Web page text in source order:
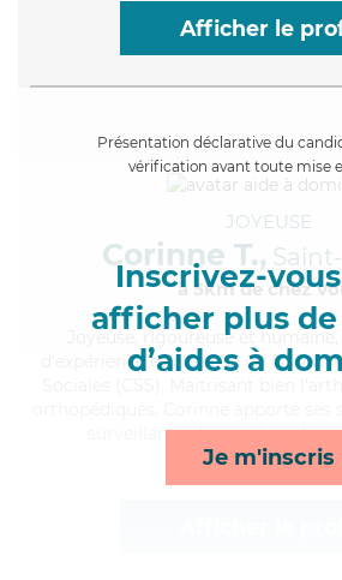
Afficher le
Présentation déclarative du
vérification avant toute mise
Inscrivez-
afficher plus
d’aides à
Je m'inscris
JOYEUSE
Corinne T.,
à 5km de chez
, rigoureuse et humaine,
d'expérience et possède un BEP
surveillance de nuit, lever/